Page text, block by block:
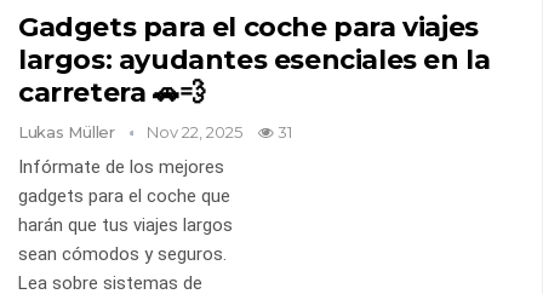
Gadgets para el coche para viajes
largos: ayudantes esenciales en la
carretera 🚗💨
Lukas Müller Nov 22, 2025 31
Infórmate de los mejores
gadgets para el coche que
harán que tus viajes largos
sean cómodos y seguros.
Lea sobre sistemas de